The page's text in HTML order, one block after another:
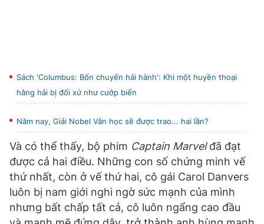
Sách 'Columbus: Bốn chuyến hải hành': Khi một huyền thoại
hằng hải bị đối xử như cướp biển
Năm nay, Giải Nobel Văn học sẽ được trao... hai lần?
Và có thể thấy, bộ phim Captain Marvelđã đạt
được cả hai điều. Những con số chứng minh vế
thứ nhất, còn ở vế thứ hai, cô gái Carol Danvers
luôn bị nam giới nghi ngờ sức mạnh của mình
nhưng bất chấp tất cả, cô luôn ngẩng cao đầu